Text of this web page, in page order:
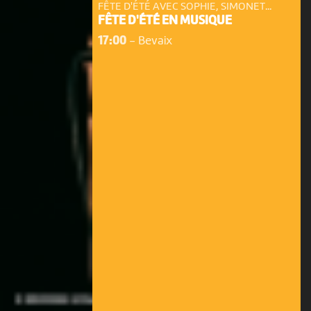
FÊTE D'ÉTÉ AVEC SOPHIE, SIMONET...
FÊTE D'ÉTÉ EN MUSIQUE
17:00- Bevaix